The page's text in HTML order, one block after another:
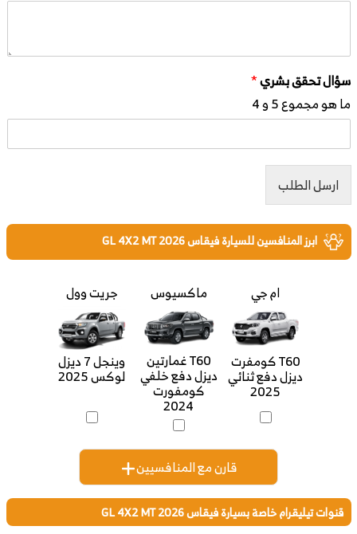
سؤال تحقق بشري*
ما هو مجموع 5 و 4
ارسل الطلب
ابرز المنافسين للسيارة فيقاس GL 4X2 MT 2026
ام جي
T60 كومفرت
ديزل دفع ثنائي
2025
ماكسيوس
T60 غمارتين
ديزل دفع خلفي
كومفورت
2024
جريت وول
وينجل 7 ديزل
لوكس 2025
قارن مع المنافسيين
قنوات تيليقرام خاصة بسيارة فيقاس GL 4X2 MT 2026